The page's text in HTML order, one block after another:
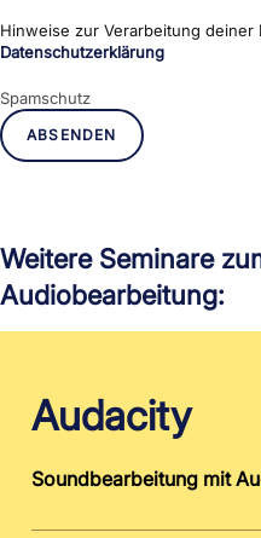
Hinweise zur Verarbeitung
Datenschutzerklärung
Spamschutz
ABSENDEN
Weitere Seminare
Audiobearbeitung:
Audacity
Soundbearbeitung mit